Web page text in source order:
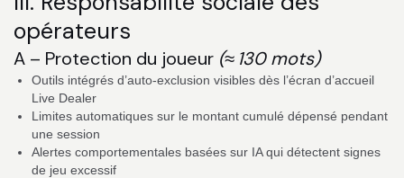
opérateurs
A – Protection du joueur (≈ 130 mots)
Outils intégrés d’auto‑exclusion visibles dès l’écran d’accueil
Live Dealer
Limites automatiques sur le montant cumulé dépensé pendant
une session
Alertes comportementales basées sur IA qui détectent signes
de jeu excessif